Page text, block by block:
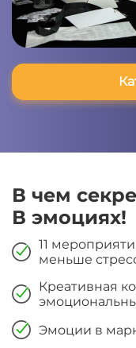
В чем
В эмоциях!
11
меньше
Креативная
Эмоции в